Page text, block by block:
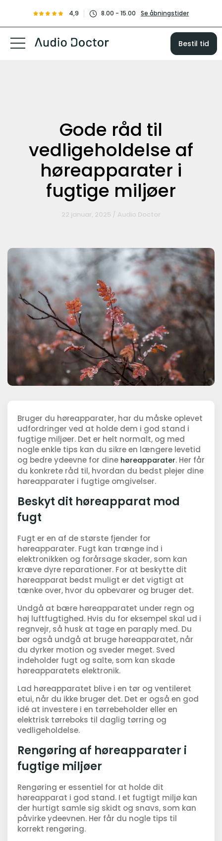
4,9 8.00 - 15.00 Se åbningstider
Bestil tid
Gode råd til
vedligeholdelse af
høreapparater i
fugtige miljøer
22 januar, 2025 / Audio Doctor
Bruger du høreapparater, har du måske oplevet
udfordringer ved at holde dem i god stand i
fugtige miljøer. Det er helt normalt, og med
nogle enkle tips kan du sikre en længere levetid
og bedre ydeevne for dine høreapparater. Her får
du konkrete råd til, hvordan du bedst plejer dine
høreapparater i fugtige omgivelser.
Beskyt dit høreapparat mod
fugt
Fugt er en af de største fjender for
høreapparater. Fugt kan trænge ind i
elektronikken og forårsage skader, som kan
kræve dyre reparationer. For at beskytte dit
høreapparat bedst muligt er det vigtigt at
tænke over, hvor du opbevarer og bruger det.
Undgå at bære høreapparatet under regn og
høj luftfugtighed. Hvis du for eksempel skal ud i
regnvejr, så husk at tage en paraply med. Du
bør også undgå at bruge høreapparatet, når
du dyrker motion og sveder meget. Sved
indeholder fugt og salte, som kan skade
høreapparatets elektronik.
Lad høreapparatet blive i en tør og ventileret
etui, når du ikke bruger det. Det er også en god
idé at investere i en tørrebeholder eller en
elektrisk tørreboks til daglig tørring og
vedligeholdelse.
Rengøring af høreapparater i
fugtige miljøer
Rengøring er essentiel for at holde dit
høreapparat i god stand. I et fugtigt miljø kan
der hurtigt samle sig skidt og snavs, som kan
påvirke ydeevnen. Her får du nogle tips til
korrekt rengøring.